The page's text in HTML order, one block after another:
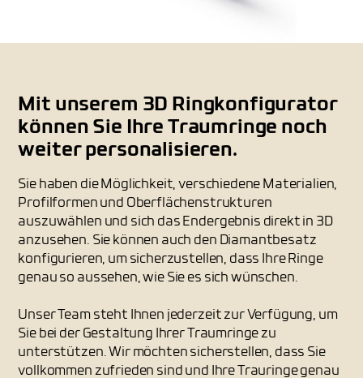
Mit unserem 3D Ringkonfigurator
können Sie Ihre Traumringe noch
weiter personalisieren.
Sie haben die Möglichkeit, verschiedene Materialien,
Profilformen und Oberflächenstrukturen
auszuwählen und sich das Endergebnis direkt in 3D
anzusehen. Sie können auch den Diamantbesatz
konfigurieren, um sicherzustellen, dass Ihre Ringe
genau so aussehen, wie Sie es sich wünschen.
Unser Team steht Ihnen jederzeit zur Verfügung, um
Sie bei der Gestaltung Ihrer Traumringe zu
unterstützen. Wir möchten sicherstellen, dass Sie
vollkommen zufrieden sind und Ihre Trauringe genau